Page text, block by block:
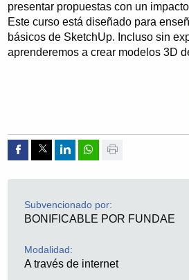
presentar propuestas con un
Este curso está diseñado para
básicos de SketchUp. Incluso sin
aprenderemos a crear modelos 3D
Compartir por Facebook
Compartir por Twitter
Compartir por Linkedin
Compartir por
Imprimir
Subvencionado por:
BONIFICABLE POR FUNDAE
Modalidad:
A través de internet